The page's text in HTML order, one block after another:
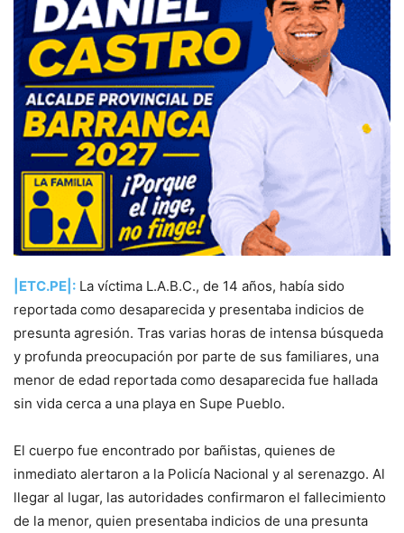
|ETC.PE|: La víctima L.A.B.C., de 14 años, había sido
reportada como desaparecida y presentaba indicios de
presunta agresión. Tras varias horas de intensa búsqueda
y profunda preocupación por parte de sus familiares, una
menor de edad reportada como desaparecida fue hallada
sin vida cerca a una playa en Supe Pueblo.
El cuerpo fue encontrado por bañistas, quienes de
inmediato alertaron a la Policía Nacional y al serenazgo. Al
llegar al lugar, las autoridades confirmaron el fallecimiento
de la menor, quien presentaba indicios de una presunta